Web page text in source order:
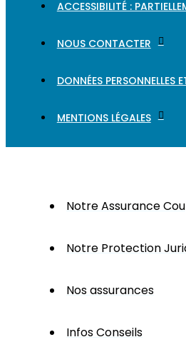
ACCESSIBILITÉ :
NOUS CONTACTER
DONNÉES PERSONNELLES
MENTIONS LÉGALES
Notre Assurance
Notre Protection
Nos assurances
Infos Conseils